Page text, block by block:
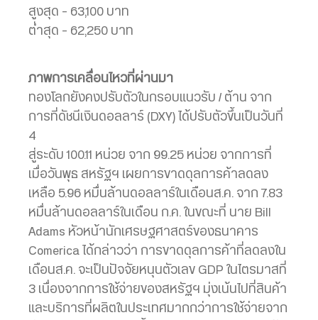
สูงสุด – 63,100 บาท
ต่ำสุด – 62,250 บาท
ภาพการเคลื่อนไหวที่ผ่านมา
ทองโลกยังคงปรับตัวในกรอบแนวรับ / ต้าน จาก
การที่ดัชนีเงินดอลลาร์ (DXY) ได้ปรับตัวขึ้นเป็นวันที่
4
สู่ระดับ 100.11 หน่วย จาก 99.25 หน่วย จากการที่
เมื่อวันพุธ สหรัฐฯ เผยการขาดดุลการค้าลดลง
เหลือ 5.96 หมื่นล้านดอลลาร์ในเดือนส.ค. จาก 7.83
หมื่นล้านดอลลาร์ในเดือน ก.ค. ในขณะที่ นาย Bill
Adams หัวหน้านักเศรษฐศาสตร์ของธนาคาร
Comerica ได้กล่าวว่า การขาดดุลการค้าที่ลดลงใน
เดือนส.ค. จะเป็นปัจจัยหนุนตัวเลข GDP ในไตรมาสที่
3 เนื่องจากการใช้จ่ายของสหรัฐฯ มุ่งเน้นไปที่สินค้า
และบริการที่ผลิตในประเทศมากกว่าการใช้จ่ายจาก